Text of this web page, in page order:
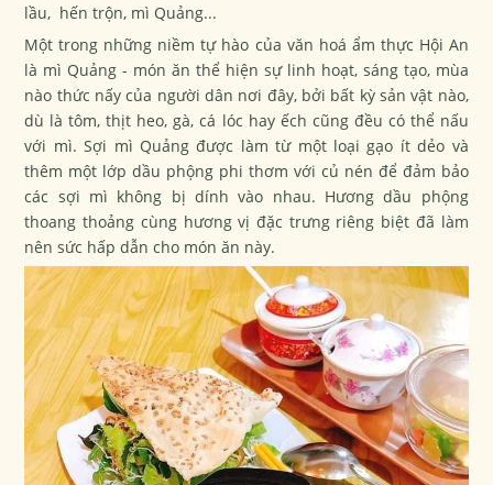
lầu, hến trộn, mì Quảng...
Một trong những niềm tự hào của văn hoá ẩm thực Hội An
là mì Quảng - món ăn thể hiện sự linh hoạt, sáng tạo, mùa
nào thức nấy của người dân nơi đây, bởi bất kỳ sản vật nào,
dù là tôm, thịt heo, gà, cá lóc hay ếch cũng đều có thể nấu
với mì. Sợi mì Quảng được làm từ một loại gạo ít dẻo và
thêm một lớp dầu phộng phi thơm với củ nén để đảm bảo
các sợi mì không bị dính vào nhau. Hương dầu phộng
thoang thoảng cùng hương vị đặc trưng riêng biệt đã làm
nên sức hấp dẫn cho món ăn này.